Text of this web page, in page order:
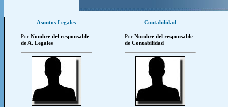
Asuntos Legales
Por Nombre del responsable
de A. Legales
Contabilidad
Por Nombre del responsable
de Contabilidad